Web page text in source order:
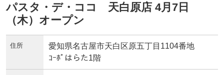
パスタ・デ・ココ 天白原店 4月7日
（木）オープン
住所
愛知県名古屋市天白区原五丁目1104番地
ｺｰﾎﾟはらた1階